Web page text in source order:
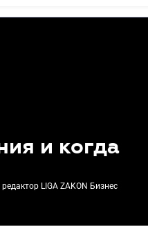
и когда
LIGA ZAKON Бизнес